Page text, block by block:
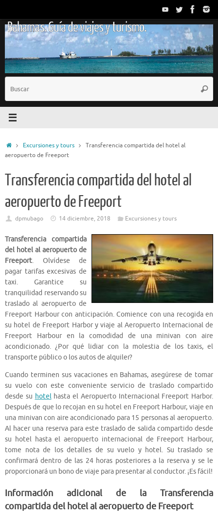
contenido
Bahamas. Guía de viajes y turismo.
InicioExcursiones y tours
Transferencia compartida del hotel al
aeropuerto de Freeport
Transferencia compartida del hotel al
aeropuerto de Freeport
dpmubago 14 diciembre, 2018 Excursiones y tours
Transferencia compartida
del hotel al aeropuerto de
Freeport. Olvídese de
pagar tarifas excesivas de
taxi. Garantice su
tranquilidad reservando su
traslado al aeropuerto de
Freeport Harbour con anticipación. Comience con una recogida en
su hotel de Freeport Harbor y viaje al Aeropuerto Internacional de
Freeport Harbour en la comodidad de una minivan con aire
acondicionado. ¿Por qué lidiar con la molestia de los taxis, el
transporte público o los autos de alquiler?
Cuando terminen sus vacaciones en Bahamas, asegúrese de tomar
su vuelo con este conveniente servicio de traslado compartido
desde su hotelhasta el Aeropuerto Internacional Freeport Harbor.
Después de que lo recojan en su hotel en Freeport Harbour, viaje en
una minivan con aire acondicionado para 15 personas al aeropuerto.
Al hacer una reserva para este traslado de salida compartido desde
su hotel hasta el aeropuerto internacional de Freeport Harbour,
tome nota de los detalles de su vuelo y hotel. Su traslado se
confirmará dentro de las 24 horas posteriores a la reserva y se le
proporcionará un bono de viaje para presentar al conductor. ¡Es fácil!
Información adicional de la Transferencia
compartida del hotel al aeropuerto de Freeport